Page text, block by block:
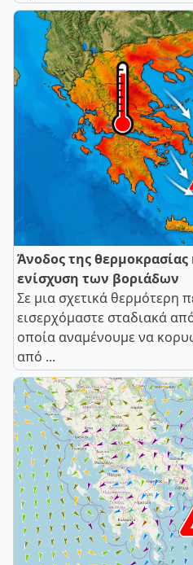
Άνοδος της θερμοκρασίας
ενίσχυση των βοριάδων
Σε μια σχετικά θερμότερη
εισερχόμαστε σταδιακά
οποία αναμένουμε να
από ...